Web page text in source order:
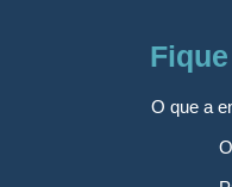
O que a